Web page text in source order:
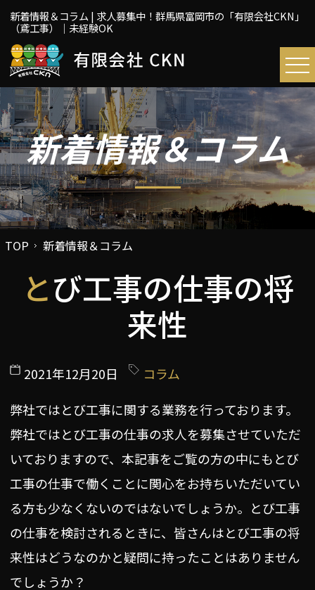
新着情報＆コラム | 求人募集中！群馬県富岡市の「有限会社CKN」
（鳶工事）｜未経験OK
新着情報＆コラム
TOP 新着情報＆コラム
とび工事の仕事の将
来性
2021年12月20日
コラム
弊社ではとび工事に関する業務を行っております。
弊社ではとび工事の仕事の求人を募集させていただ
いておりますので、本記事をご覧の方の中にもとび
工事の仕事で働くことに関心をお持ちいただいてい
る方も少なくないのではないでしょうか。とび工事
の仕事を検討されるときに、皆さんはとび工事の将
来性はどうなのかと疑問に持ったことはありません
でしょうか？